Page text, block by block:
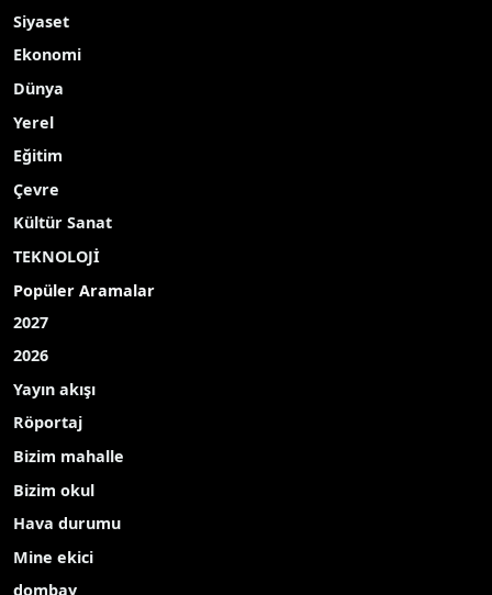
Siyaset
Ekonomi
Dünya
Yerel
Eğitim
Çevre
Kültür Sanat
TEKNOLOJİ
Popüler Aramalar
2027
2026
Yayın akışı
Röportaj
Bizim mahalle
Bizim okul
Hava durumu
Mine ekici
dombay